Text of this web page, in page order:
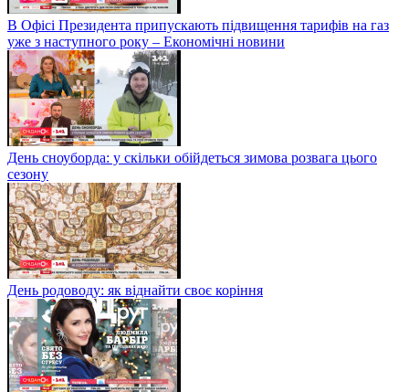
В Офісі Президента припускають підвищення тарифів на газ
уже з наступного року – Економічні новини
День сноуборда: у скільки обійдеться зимова розвага цього
сезону
День родоводу: як віднайти своє коріння